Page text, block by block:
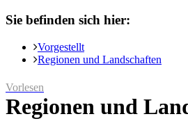
Sie befinden sich hier:
Vorgestellt
Regionen und Landschaften
Vorlesen
Regionen und